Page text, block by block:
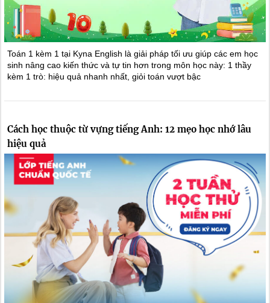
Toán 1 kèm 1 tại Kyna English là giải pháp tối ưu giúp các em học
sinh nâng cao kiến thức và tự tin hơn trong môn học này: 1 thầy
kèm 1 trò: hiệu quả nhanh nhất, giỏi toán vượt bậc
Cách học thuộc từ vựng tiếng Anh: 12 mẹo học nhớ lâu
hiệu quả